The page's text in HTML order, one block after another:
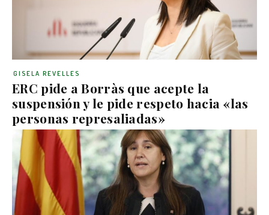
ERC pide a Borràs que acepte la
suspensión y le pide respeto hacia «las
personas represaliadas»
GISELA REVELLES